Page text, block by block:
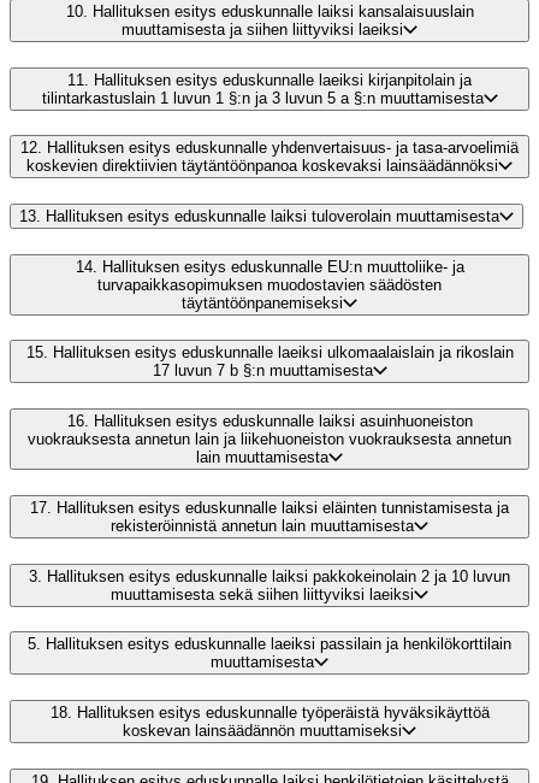
10.
Hallituksen esitys eduskunnalle laiksi kansalaisuuslain
muuttamisesta ja siihen liittyviksi laeiksi
11.
Hallituksen esitys eduskunnalle laeiksi kirjanpitolain ja
tilintarkastuslain 1 luvun 1 §:n ja 3 luvun 5 a §:n muuttamisesta
12. Hallituksen esitys eduskunnalle yhdenvertaisuus- ja tasa-arvoelimiä
koskevien direktiivien täytäntöönpanoa koskevaksi lainsäädännöksi
13. Hallituksen esitys eduskunnalle laiksi tuloverolain muuttamisesta
14. Hallituksen esitys eduskunnalle EU:n muuttoliike- ja
turvapaikkasopimuksen muodostavien säädösten
täytäntöönpanemiseksi
15. Hallituksen esitys eduskunnalle laeiksi ulkomaalaislain ja rikoslain
17 luvun 7 b §:n muuttamisesta
16. Hallituksen esitys eduskunnalle laiksi asuinhuoneiston
vuokrauksesta annetun lain ja liikehuoneiston vuokrauksesta annetun
lain muuttamisesta
17.
Hallituksen esitys eduskunnalle laiksi eläinten tunnistamisesta ja
rekisteröinnistä annetun lain muuttamisesta
3. Hallituksen esitys eduskunnalle laiksi pakkokeinolain 2 ja 10 luvun
muuttamisesta sekä siihen liittyviksi laeiksi
5. Hallituksen esitys eduskunnalle laeiksi passilain ja henkilökorttilain
muuttamisesta
18.
Hallituksen esitys eduskunnalle työperäistä hyväksikäyttöä
koskevan lainsäädännön muuttamiseksi